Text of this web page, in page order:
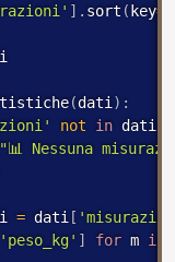
] . sort ( key=
(dati ) :
not in dati
"📊 Nessuna
= dati [
'peso_kg' ] for m in